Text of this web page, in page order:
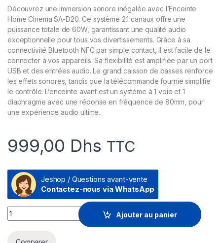
Découvrez une immersion sonore inégalée avec l’Enceinte
Home Cinema SA-D20. Ce système 2.1 canaux offre une
puissance totale de 60W, garantissant une qualité audio
exceptionnelle pour tous vos divertissements. Grâce à sa
connectivité Bluetooth NFC par simple contact, il est facile de le
connecter à vos appareils. Sa flexibilité est amplifiée par un port
USB et des entrées audio. Le grand caisson de basses renforce
les effets sonores, tandis que la télécommande fournie simplifie
le contrôle. L’enceinte avant est un système à 1 voie et 1
diaphragme avec une réponse en fréquence de 80mm, pour
une expérience audio ultime.
999,00 Dhs TTC
Jeshop / Questions avant-vente
Contactez-nous via WhatsApp
Enceinte Sony satellite Home Cinema 2.1 canaux | SA-D20
Ajouter au panier